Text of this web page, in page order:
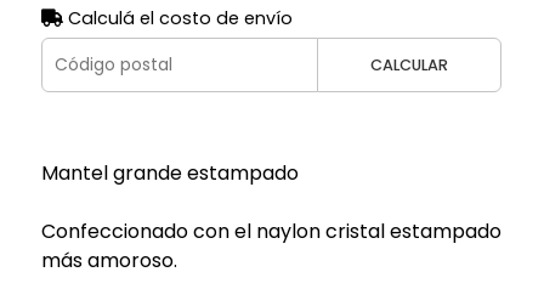
Calculá el costo de envío
CALCULAR
Mantel grande estampado
Confeccionado con el naylon cristal estampado
más amoroso.